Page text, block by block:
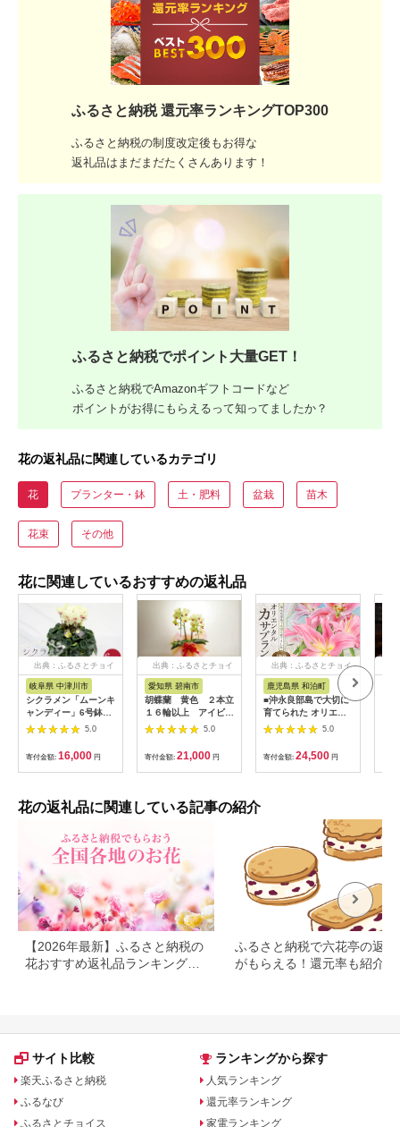
ふるさと納税 還元率ランキングTOP300
ふるさと納税の制度改定後もお得な
返礼品はまだまだたくさんあります！
ふるさと納税でポイント大量GET！
ふるさと納税でAmazonギフトコードなど
ポイントがお得にもらえるって知ってましたか？
花の返礼品に関連しているカテゴリ
花 プランター・鉢 土・肥料 盆栽 苗木
花束 その他
花に関連しているおすすめの返礼品
出典：ふるさとチョイ
岐阜県 中津川市
シクラメン「ムーンキ
ャンディー」6号鉢
（18cm） ますだ農園
月】 F4N-2806
5.0
寄付金額: 16,000 円
出典：ふるさとチョイ
愛知県 碧南市
胡蝶蘭 黄色 ２本立
１６輪以上 アイビー
入り
5.0
寄付金額: 21,000 円
出典：ふるさとチョイ
鹿児島県 和泊町
■沖永良部島で大切に
育てられた オリエン
タル・カサブランカの
5.0
寄付金額: 24,500 円
花の返礼品に関連している記事の紹介
【2026年最新】ふるさと納税の
花おすすめ返礼品ランキング｜
ふるさと納税で六花亭の返礼
がもらえる！還元率も紹介
サイト比較
楽天ふるさと納税
ふるなび
ふるさとチョイス
ランキングから探す
人気ランキング
還元率ランキング
家電ランキング